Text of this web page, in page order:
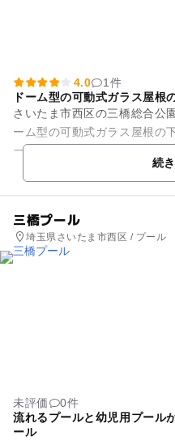
4.0
1件
ドーム型の可動式ガラス屋根
さいたま市西区の三橋総合公
ーム型の可動式ガラス屋根の
ースが並ぶ25メートルプール
続
三橋プール
埼玉県さいたま市西区 / プール
未評価
0件
流れるプールと幼児用プール
ール